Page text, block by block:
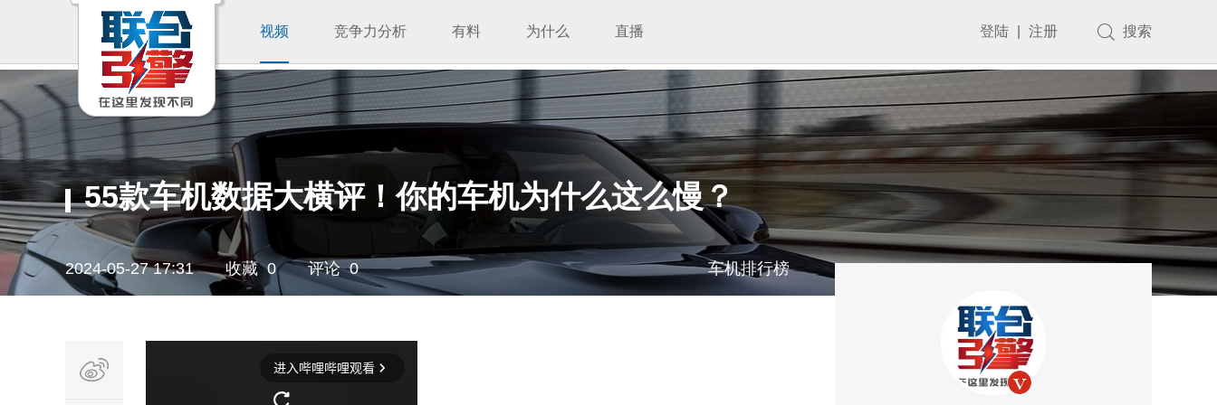
视频 竞争力分析 有料 为什么 直播 登陆 注册 搜索
55款车机数据大横评！你的车机为什么这么慢？
2024-05-27 17:31 收藏 0 评论 0 车机排行榜